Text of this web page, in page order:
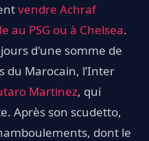
vendre Achraf
au PSG ou à Chelsea.
d'une somme de
du Marocain, l’Inter
Martinez, qui
Après son scudetto,
dont le